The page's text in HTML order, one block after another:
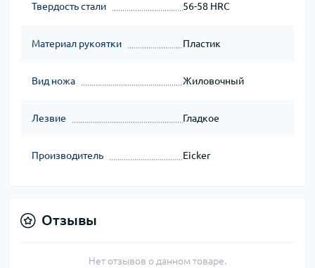
Твердость стали 56-58 HRC
Материал рукоятки Пластик
Вид ножа Жиловочный
Лезвие Гладкое
Производитель Eicker
Отзывы
Нет отзывов о данном товаре.